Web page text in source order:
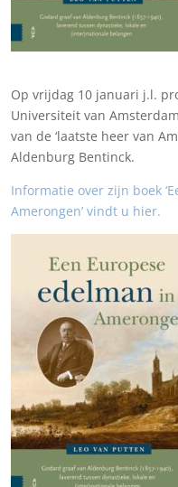
Op vrijdag 10 januari j.l.
Universiteit van
van de ‘laatste heer van
Aldenburg Bentinck.
Informatie over zijn boek
Amerongen’ vindt u hier.